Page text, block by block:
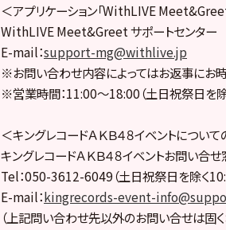
＜アプリケーション「WithLIVE
WithLIVE Meet&Greet サポートセンター
E-mail：support-mg@withlive.jp
※お問い合わせ内容によってはお返事にお
※営業時間：11:00〜18:00（土日祝祭日を除
＜キングレコードＡＫＢ４８イベントについ
キングレコードＡＫＢ４８イベントお問い合
Tel：050-3612-6049（土日祝祭日を除く
E-mail：kingrecords-event-
（上記問い合わせ先以外のお問い合せは固く